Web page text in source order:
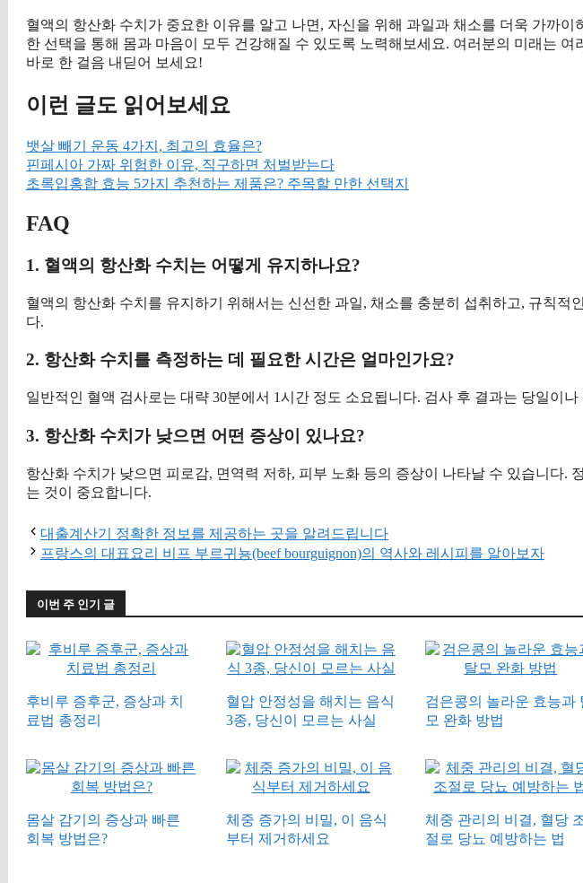
혈액의 항산화 수치가 중요한 이유를 알고 나면, 자신을 위해 과일과 채소를 더욱 가까이
한 선택을 통해 몸과 마음이 모두 건강해질 수 있도록 노력해보세요. 여러분의 미래는 여
바로 한 걸음 내딛어 보세요!
이런 글도 읽어보세요
뱃살 빼기 운동 4가지, 최고의 효율은?
핀페시아 가짜 위험한 이유, 직구하면 처벌받는다
초록입홍합 효능 5가지 추천하는 제품은? 주목할 만한 선택지
FAQ
1. 혈액의 항산화 수치는 어떻게 유지하나요?
혈액의 항산화 수치를 유지하기 위해서는 신선한 과일, 채소를 충분히 섭취하고, 규칙적
다.
2. 항산화 수치를 측정하는 데 필요한 시간은 얼마인가요?
일반적인 혈액 검사로는 대략 30분에서 1시간 정도 소요됩니다. 검사 후 결과는 당일이
3. 항산화 수치가 낮으면 어떤 증상이 있나요?
항산화 수치가 낮으면 피로감, 면역력 저하, 피부 노화 등의 증상이 나타날 수 있습니다.
는 것이 중요합니다.
대출계산기 정확한 정보를 제공하는 곳을 알려드립니다
프랑스의 대표요리 비프 부르귀뇽(beef bourguignon)의 역사와 레시피를 알아보자
이번 주 인기 글
후비루 증후군, 증상과 치
료법 총정리
혈압 안정성을 해치는 음식
3종, 당신이 모르는 사실
검은콩의 놀라운 효능과
모 완화 방법
몸살 감기의 증상과 빠른
회복 방법은?
체중 증가의 비밀, 이 음식
부터 제거하세요
체중 관리의 비결, 혈당
절로 당뇨 예방하는 법